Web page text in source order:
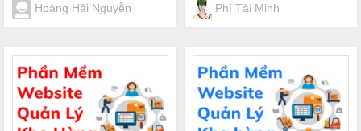
Hoàng Hải Nguyễn Phí Tài Minh